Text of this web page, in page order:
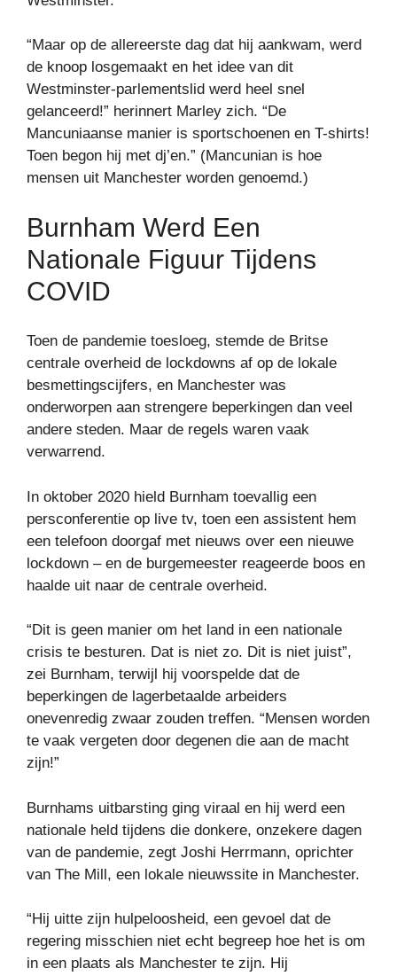
“Maar op de allereerste dag dat hij aankwam, werd
de knoop losgemaakt en het idee van dit
Westminster-parlementslid werd heel snel
gelanceerd!” herinnert Marley zich. “De
Mancuniaanse manier is sportschoenen en T-shirts!
Toen begon hij met dj’en.” (Mancunian is hoe
mensen uit Manchester worden genoemd.)
Burnham Werd Een
Nationale Figuur Tijdens
COVID
Toen de pandemie toesloeg, stemde de Britse
centrale overheid de lockdowns af op de lokale
besmettingscijfers, en Manchester was
onderworpen aan strengere beperkingen dan veel
andere steden. Maar de regels waren vaak
verwarrend.
In oktober 2020 hield Burnham toevallig een
persconferentie op live tv, toen een assistent hem
een ​​telefoon doorgaf met nieuws over een nieuwe
lockdown – en de burgemeester reageerde boos en
haalde uit naar de centrale overheid.
“Dit is geen manier om het land in een nationale
crisis te besturen. Dat is niet zo. Dit is niet juist”,
zei Burnham, terwijl hij voorspelde dat de
beperkingen de lagerbetaalde arbeiders
onevenredig zwaar zouden treffen. “Mensen worden
te vaak vergeten door degenen die aan de macht
zijn!”
Burnhams uitbarsting ging viraal en hij werd een
nationale held tijdens die donkere, onzekere dagen
van de pandemie, zegt Joshi Herrmann, oprichter
van The Mill, een lokale nieuwssite in Manchester.
“Hij uitte zijn hulpeloosheid, een gevoel dat de
regering misschien niet echt begreep hoe het is om
in een plaats als Manchester te zijn. Hij